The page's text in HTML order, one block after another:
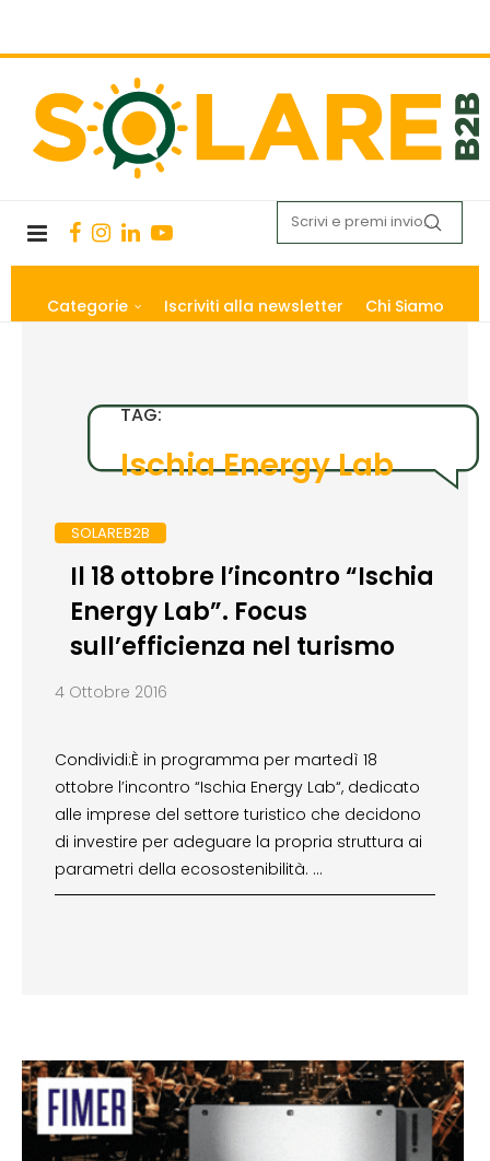
Categorie Iscriviti alla newsletter Chi Siamo
TAG:
Ischia Energy Lab
SOLAREB2B
Il 18 ottobre l’incontro “Ischia
Energy Lab”. Focus
sull’efficienza nel turismo
4 Ottobre 2016
Condividi:È in programma per martedì 18
ottobre l’incontro “Ischia Energy Lab“, dedicato
alle imprese del settore turistico che decidono
di investire per adeguare la propria struttura ai
parametri della ecosostenibilità. …